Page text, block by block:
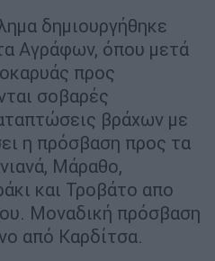
δημιουργήθηκε
Αγράφων, όπου μετά
προς
σοβαρές
βράχων με
η πρόσβαση προς τα
Μάραθο,
και Τροβάτο απο
Μοναδική πρόσβαση
από Καρδίτσα.